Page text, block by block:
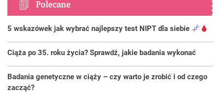
Polecane
5 wskazówek jak wybrać najlepszy test NIPT dla siebie
Ciąża po 35. roku życia? Sprawdź, jakie badania wykonać
Badania genetyczne w ciąży – czy warto je zrobić i od czego
zacząć?